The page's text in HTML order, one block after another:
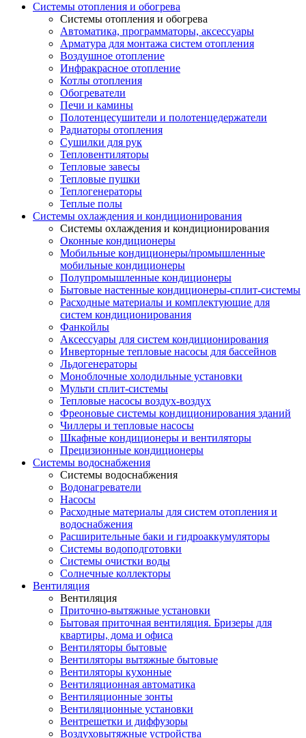
Системы отопления и обогрева
Системы отопления и обогрева
Автоматика, программаторы, аксессуары
Арматура для монтажа систем отопления
Воздушное отопление
Инфракрасное отопление
Котлы отопления
Обогреватели
Печи и камины
Полотенцесушители и полотенцедержатели
Радиаторы отопления
Сушилки для рук
Тепловентиляторы
Тепловые завесы
Тепловые пушки
Теплогенераторы
Теплые полы
Системы охлаждения и кондиционирования
Системы охлаждения и кондиционирования
Оконные кондиционеры
Мобильные кондиционеры/промышленные
мобильные кондиционеры
Полупромышленные кондиционеры
Бытовые настенные кондиционеры-сплит-системы
Расходные материалы и комплектующие для
систем кондиционирования
Фанкойлы
Аксессуары для систем кондиционирования
Инверторные тепловые насосы для бассейнов
Льдогенераторы
Моноблочные холодильные установки
Мульти сплит-системы
Тепловые насосы воздух-воздух
Фреоновые системы кондиционирования зданий
Чиллеры и тепловые насосы
Шкафные кондиционеры и вентиляторы
Прецизионные кондиционеры
Системы водоснабжения
Системы водоснабжения
Водонагреватели
Насосы
Расходные материалы для систем отопления и
водоснабжения
Расширительные баки и гидроаккумуляторы
Системы водоподготовки
Системы очистки воды
Солнечные коллекторы
Вентиляция
Вентиляция
Приточно-вытяжные установки
Бытовая приточная вентиляция. Бризеры для
квартиры, дома и офиса
Вентиляторы бытовые
Вентиляторы вытяжные бытовые
Вентиляторы кухонные
Вентиляционная автоматика
Вентиляционные зонты
Вентиляционные установки
Вентрешетки и диффузоры
Воздуховытяжные устройства